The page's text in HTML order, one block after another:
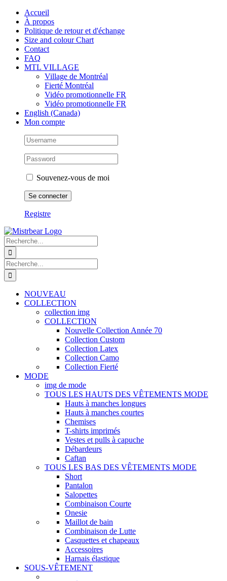
Skip
content
Facebook
Instagram
Tiktok Accueil
À propos
Politique de retour et d'échange
Size and colour Chart
Contact
FAQ
MTL VILLAGE
Village de Montréal
Fierté Montréal
Vidéo promotionnelle FR
Vidéo promotionnelle FR
English (Canada)
Mon compte
Souvenez-vous de moi
Registre
Recherche
de
:
Recherche
de
:
NOUVEAU
COLLECTION
collection img
COLLECTION
Nouvelle Collection Année 70
Collection Custom
Collection Latex
Collection Camo
Collection Fierté
MODE
img de mode
TOUS LES HAUTS DES VÊTEMENTS MODE
Hauts à manches longues
Hauts à manches courtes
Chemises
T-shirts imprimés
Vestes et pulls à capuche
Débardeurs
Caftan
TOUS LES BAS DES VÊTEMENTS MODE
Short
Pantalon
Salopettes
Combinaison Courte
Onesie
Maillot de bain
Combinaison de Lutte
Casquettes et chapeaux
Accessoires
Harnais élastique
SOUS-VÊTEMENT